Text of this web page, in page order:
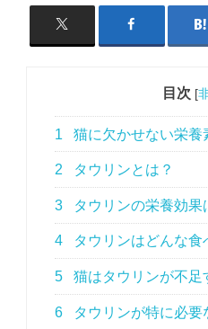
目次 [
1 猫に欠かせない栄養
2 タウリンとは？
3 タウリンの栄養効果
4 タウリンはどんな食
5 猫はタウリンが不足
6 タウリンが特に必要